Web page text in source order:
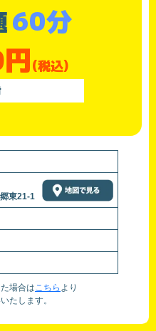
60分
(税込)
東21-1
場合はこちら より
たします。